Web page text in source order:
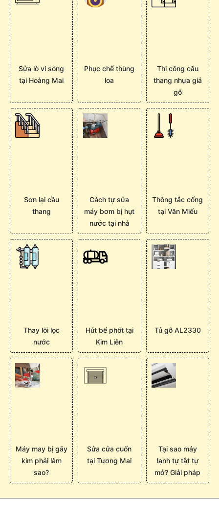
Sửa lò vi sóng
tại Hoàng Mai
Phục chế thùng
loa
Thi công cầu
thang nhựa giả
gỗ
Sơn lại cầu
thang
Cách tự sửa
máy bơm bị hụt
nước tại nhà
Thông tắc cống
tại Văn Miếu
Thay lõi lọc
nước
Hút bể phốt tại
Kim Liên
Tủ gỗ AL2330
Máy may bị gãy
kim phải làm
sao?
Sửa cửa cuốn
tại Tương Mai
Tại sao máy
lạnh tự tắt tự
mở? Giải pháp